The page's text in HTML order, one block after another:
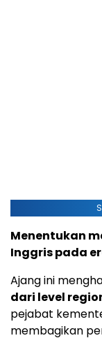
Menentukan
Inggris pada
Ajang ini
dari level
pejabat
membagikan